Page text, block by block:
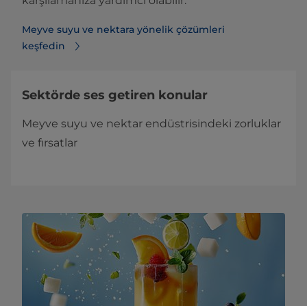
Meyve suyu ve nektara yönelik çözümleri
keşfedin
Sektörde ses getiren konular
Meyve suyu ve nektar endüstrisindeki zorluklar
ve fırsatlar